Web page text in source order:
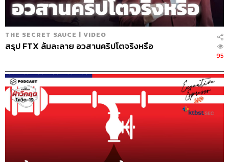
THE SECRET SAUCE | VIDEO
สรุป FTX ล้มละลาย อวสานคริปโตจริงหรือ
95